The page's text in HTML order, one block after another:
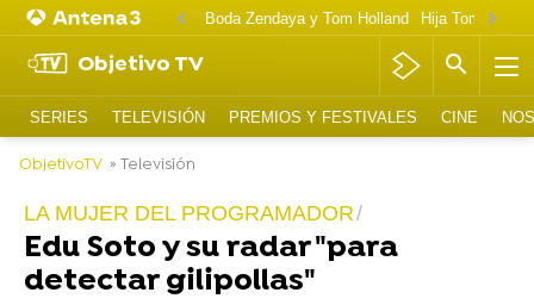
Boda Zendaya y Tom Holland Hija Tom
Objetivo TV
SERIES TELEVISIÓN PREMIOS Y FESTIVALES CINE
ObjetivoTV » Televisión
LA MUJER DEL PROGRAMADOR
Edu Soto y su radar "para
detectar gilipollas"